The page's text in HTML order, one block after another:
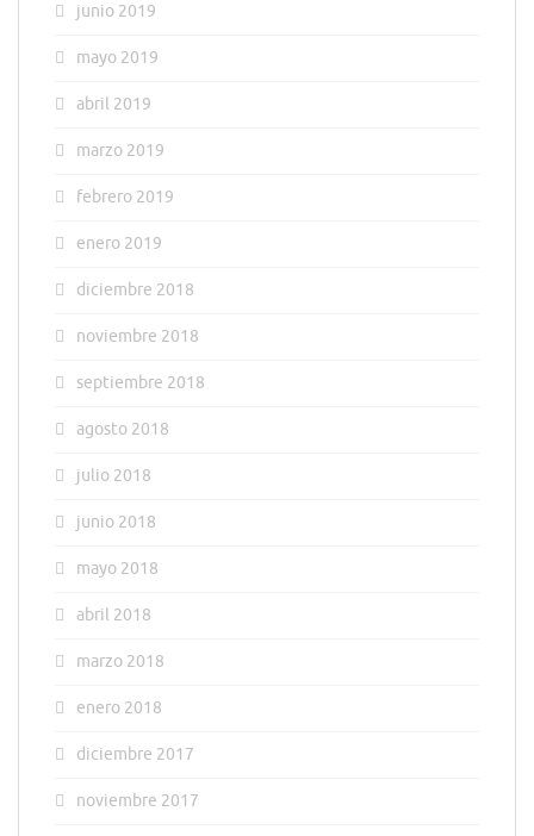
junio 2019
mayo 2019
abril 2019
marzo 2019
febrero 2019
enero 2019
diciembre 2018
noviembre 2018
septiembre 2018
agosto 2018
julio 2018
junio 2018
mayo 2018
abril 2018
marzo 2018
enero 2018
diciembre 2017
noviembre 2017